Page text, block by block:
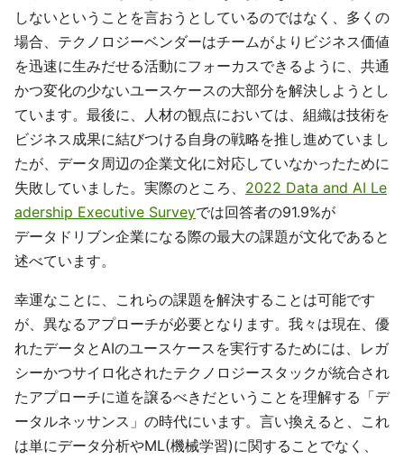
しないということを言おうとしているのではなく、多くの
場合、テクノロジーベンダーはチームがよりビジネス価値
を迅速に生みだせる活動にフォーカスできるように、共通
かつ変化の少ないユースケースの大部分を解決しようとし
ています。最後に、人材の観点においては、組織は技術を
ビジネス成果に結びつける自身の戦略を推し進めていまし
たが、データ周辺の企業文化に対応していなかったために
失敗していました。実際のところ、 2022 Data and AI Le
adership Executive Surveyでは回答者の91.9%が
データドリブン企業になる際の最大の課題が文化であると
述べています。
幸運なことに、これらの課題を解決することは可能です
が、異なるアプローチが必要となります。我々は現在、優
れたデータとAIのユースケースを実行するためには、レガ
シーかつサイロ化されたテクノロジースタックが統合され
たアプローチに道を譲るべきだということを理解する「デ
ータルネッサンス」の時代にいます。言い換えると、これ
は単にデータ分析やML(機械学習)に関することでなく、